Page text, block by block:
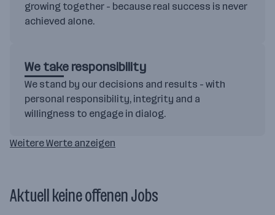
growing together - because real success is never
achieved alone.
We take responsibility
We stand by our decisions and results - with
personal responsibility, integrity and a
willingness to engage in dialog.
Weitere Werte anzeigen
Aktuell keine offenen Jobs